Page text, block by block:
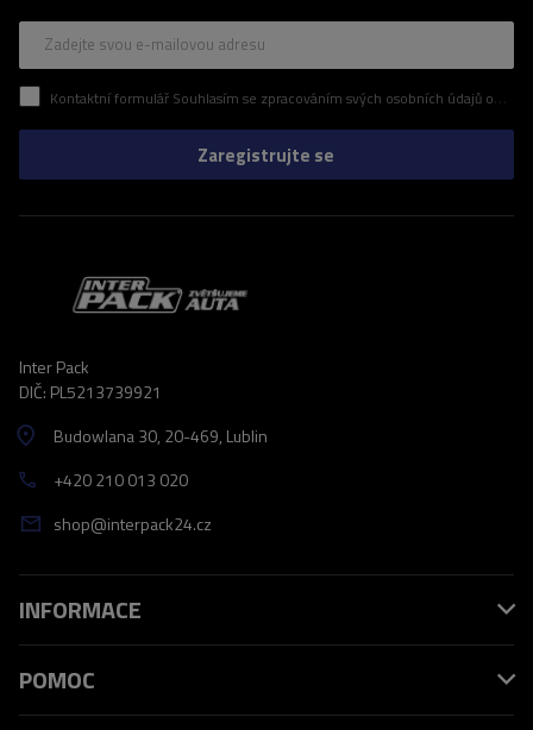
Zadejte svou e-mailovou adresu
Kontaktní formulář Souhlasím se zpracováním svých osobních údajů obsažených v kontaktním formuláři v souladu s nařízením Evropského parlamentu a Rady (EU)
Zaregistrujte se
Inter Pack
DIČ: PL5213739921
Budowlana 30, 20-469, Lublin
+420 210 013 020
shop@interpack24.cz
INFORMACE
POMOC